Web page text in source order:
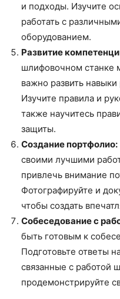
и подходы. Изучите
работать с
оборудованием.
Развитие
шлифовочном станке
важно развить
Изучите правила и
также научитесь
защиты.
Создание портфолио:
своими лучшими
привлечь внимание
Фотографируйте и
чтобы создать
Собеседование с
быть готовым к
Подготовьте ответы
связанные с работой
продемонстрируйте